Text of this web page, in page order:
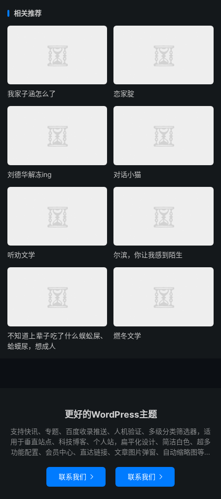
相关推荐
我家子涵怎么了 恋家腚
刘德华解冻ing 对话小猫
听劝文学 尔滨，你让我感到陌生
不知道上辈子吃了什么蜈蚣屎、
蛤蟆尿，想成人
燃冬文学
更好的WordPress主题
支持快讯、专题、百度收录推送、人机验证、多级分类筛选器，适
用于垂直站点、科技博客、个人站，扁平化设计、简洁白色、超多
功能配置、会员中心、直达链接、文章图片弹窗、自动缩略图等...
联系我们  联系我们 